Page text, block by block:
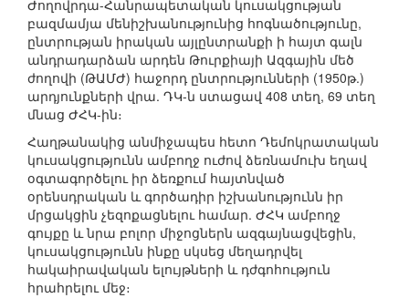
Ժողովրդա-Հանրապետական կուսակցության
բազմամյա մենիշխանությունից հոգնածությունը,
ընտրության իրական այլընտրանքի ի հայտ գալն
անդրադարձան արդեն Թուրքիայի Ազգային մեծ
ժողովի (ԹԱՄԺ) հաջորդ ընտրությունների (1950թ.)
արդյունքների վրա. ԴԿ-ն ստացավ 408 տեղ, 69 տեղ
մնաց ԺՀԿ-ին։
Հաղթանակից անմիջապես հետո Դեմոկրատական
կուսակցությունն ամբողջ ուժով ձեռնամուխ եղավ
օգտագործելու իր ձեռքում հայտնված
օրենսդրական և գործադիր իշխանությունն իր
մրցակցին չեզոքացնելու համար. ԺՀԿ ամբողջ
գույքը և նրա բոլոր միջոցներն ազգայնացվեցին,
կուսակցությունն ինքը սկսեց մեղադրվել
հակաիրավական ելույթների և դժգոհություն
հրահրելու մեջ։